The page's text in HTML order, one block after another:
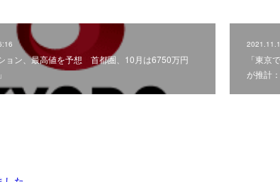
ョン、最高値を予想 首都圏、10月は6750万円
「東京
が推計